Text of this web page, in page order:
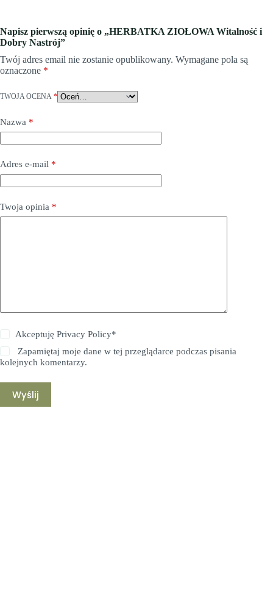
Napisz pierwszą opinię o „HERBATKA ZIOŁOWA Witalność i
Dobry Nastrój”
Twój adres email nie zostanie opublikowany. Wymagane pola są
oznaczone *
TWOJA OCENA *
Nazwa *
Adres e-mail *
Twoja opinia *
AkceptujęPrivacy Policy*
Zapamiętaj moje dane w tej przeglądarce podczas pisania
kolejnych komentarzy.
Wyślij